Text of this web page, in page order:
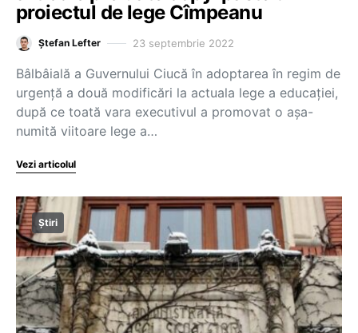
proiectul de lege Cîmpeanu
Ștefan Lefter 23 septembrie 2022
Bâlbâială a Guvernului Ciucă în adoptarea în regim de
urgență a două modificări la actuala lege a educației,
după ce toată vara executivul a promovat o așa-
numită viitoare lege a…
Vezi articolul
Știri